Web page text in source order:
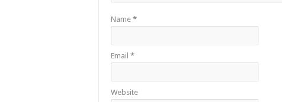
Name *
Email *
Website